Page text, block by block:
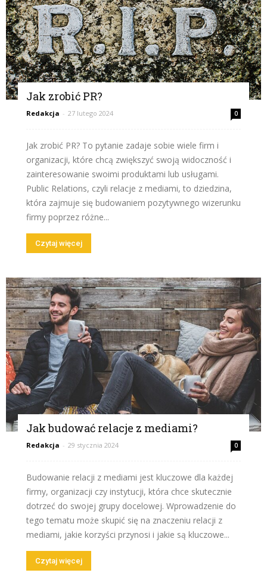
Jak zrobić PR?
Redakcja - 27 lutego 2024 0
Jak zrobić PR? To pytanie zadaje sobie wiele firm i
organizacji, które chcą zwiększyć swoją widoczność i
zainteresowanie swoimi produktami lub usługami.
Public Relations, czyli relacje z mediami, to dziedzina,
która zajmuje się budowaniem pozytywnego wizerunku
firmy poprzez różne...
Czytaj więcej
Jak budować relacje z mediami?
Redakcja - 29 stycznia 2024 0
Budowanie relacji z mediami jest kluczowe dla każdej
firmy, organizacji czy instytucji, która chce skutecznie
dotrzeć do swojej grupy docelowej. Wprowadzenie do
tego tematu może skupić się na znaczeniu relacji z
mediami, jakie korzyści przynosi i jakie są kluczowe...
Czytaj więcej